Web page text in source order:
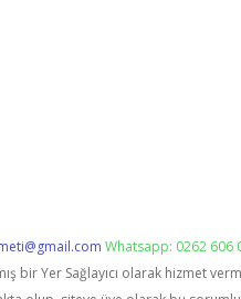
Whatsapp: 0262 606
bir Yer Sağlayıcı olarak hizmet